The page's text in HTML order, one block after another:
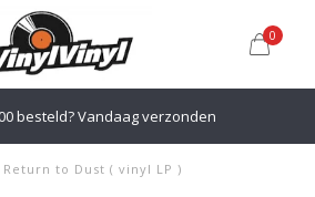
0
besteld? Vandaag verzonden
Return to Dust ( vinyl LP )